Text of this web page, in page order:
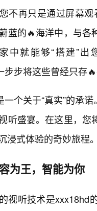
不再只是通过屏幕
蓝的🔥海洋中，与
中就能够“搭建”
步步将这些曾经只存
一个关于“真实”的承
听盛宴。在这里，
浸式体验的奇妙旅程
为王，智能为你
视听技术是xxx18hd